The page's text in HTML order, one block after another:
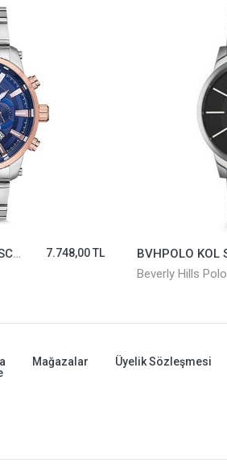
MOMENTUS KOL SAATİ SC223T-11SR
7.748,00 TL
Beverly Hills Polo
Mağazalar
Üyelik Sözleşmesi